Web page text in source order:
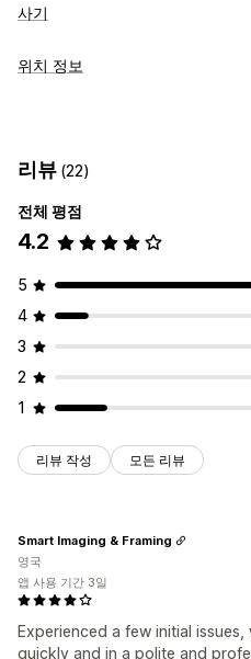
사기
사기 유형
차단 목록
알림 및 분석
위치 정보
리디렉션
IP 주소 국가
지역화 설정
국가 선택기
리뷰 (22)
전체 평점
4.2
5
4
3
2
1
리뷰 작성 모든 리뷰
Experienced a few initial
quickly and in a polite and
Smart Imaging & Framing
영국
앱 사용 기간 3일